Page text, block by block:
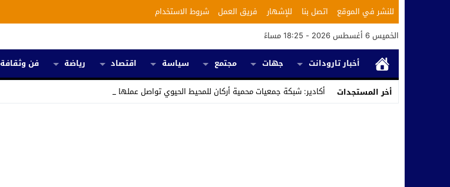
للنشر في الموقع اتصل بنا للإشهار فريق العمل
شروط الاستخدام
الخميس 6 أغسطس 2026 - 18:25 مساءً
أخبار تارودانت
جهات مجتمع سياسة اقتصاد رياضة فن وثقافة
أخر المستجدات
أكادير: شبكة جمعيات محمية أركان للمحيط الحيوي تواصل عملها من أجل رس _